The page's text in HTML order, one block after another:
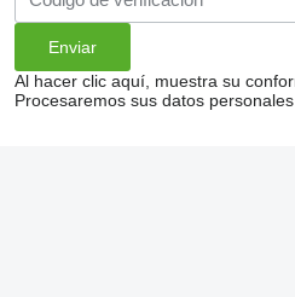
Al hacer clic aquí, muestra su
Procesaremos sus datos